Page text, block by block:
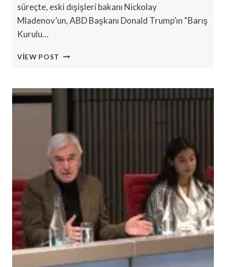
süreçte, eski dışişleri bakanı Nickolay
Mladenov’un, ABD Başkanı Donald Trump’ın “Barış
Kurulu…
VIEW POST NICKOLAY